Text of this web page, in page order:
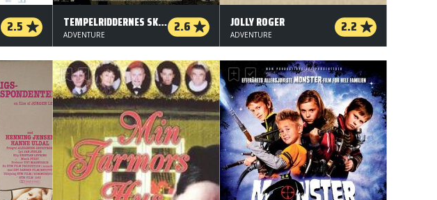
2.5 TEMPELRIDDERNES SKAT III 2.6
ADVENTURE
JOLLY ROGER 2.2
ADVENTURE